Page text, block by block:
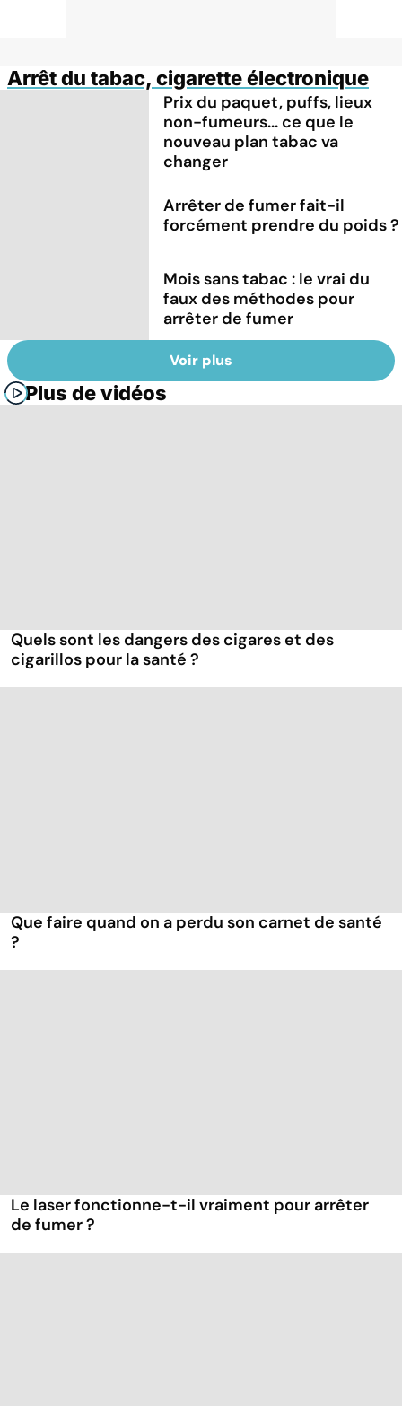
Arrêt du tabac, cigarette électronique
Prix du paquet, puffs, lieux
non-fumeurs... ce que le
nouveau plan tabac va
changer
Arrêter de fumer fait-il
forcément prendre du poids ?
Mois sans tabac : le vrai du
faux des méthodes pour
arrêter de fumer
Voir plus
Plus de vidéos
Quels sont les dangers des cigares et des
cigarillos pour la santé ?
Que faire quand on a perdu son carnet de santé
?
Le laser fonctionne-t-il vraiment pour arrêter
de fumer ?